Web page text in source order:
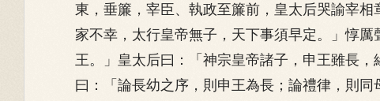
東，垂簾，宰臣、執政至簾前，皇太后哭諭宰
家不幸，太行皇帝無子，天下事須早定。」惇
王。」皇太后曰：「神宗皇帝諸子，申王雖長，
曰：「論長幼之序，則申王為長；論禮律，則